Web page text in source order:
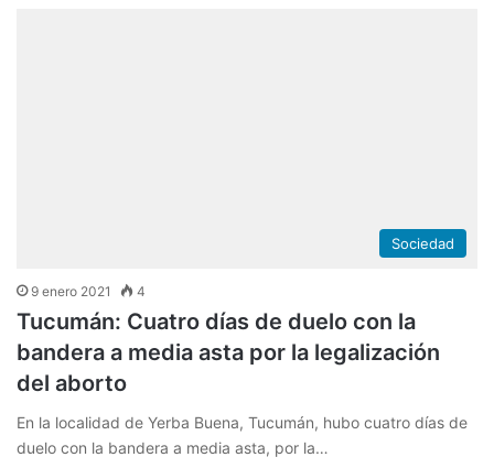
Sociedad
9 enero 2021 4
Tucumán: Cuatro días de duelo con la
bandera a media asta por la legalización
del aborto
En la localidad de Yerba Buena, Tucumán, hubo cuatro días de
duelo con la bandera a media asta, por la…